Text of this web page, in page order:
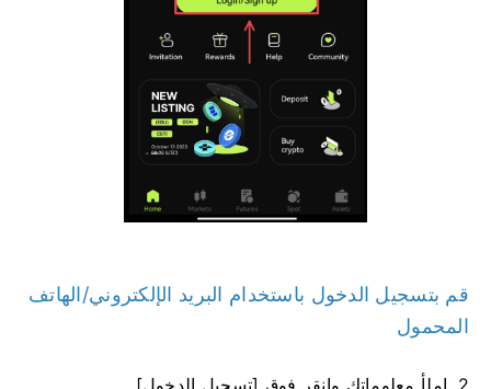
قم بتسجيل الدخول باستخدام البريد الإلكتروني/الهاتف
المحمول
2. املأ معلوماتك وانقر فوق [تسجيل الدخول]